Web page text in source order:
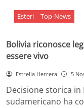
Esteri Top-News
Bolivia riconosce
essere vivo
Estrella Herrera 5
Decisione storica
sudamericano ha